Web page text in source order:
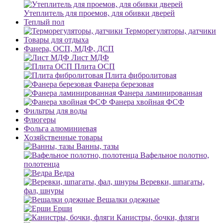
Утеплитель для проемов, для обивки дверей
Теплый пол
Терморегуляторы, датчики
Товары для отдыха
Фанера, ОСП, МДФ, ДСП
Лист МДФ
Плита ОСП
Плита фибролитовая
Фанера березовая
Фанера ламинированная
Фанера хвойная ФСФ
Фильтры для воды
Флюгеры
Фольга алюминиевая
Хозяйственные товары
Ванны, тазы
Вафельное полотно,
полотенца
Ведра
Веревки, шпагаты,
фал, шнуры
Вешалки одежные
Ерши
Канистры, бочки, фляги